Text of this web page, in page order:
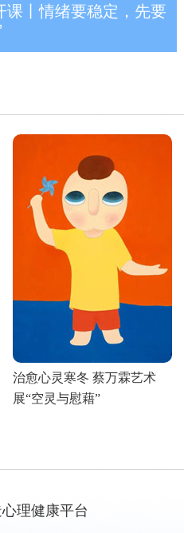
课丨情绪要稳定，先要
治愈心灵寒冬 蔡万霖艺术
展“空灵与慰藉”
理健康平台